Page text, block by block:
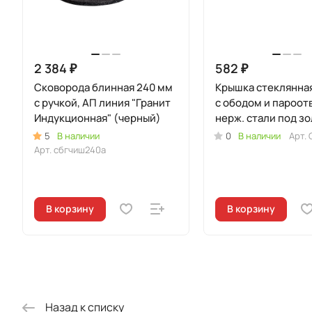
2 384 ₽
Сковорода блинная 240 мм
с ручкой, АП линия "Гранит
Индукционная" (черный)
5
В наличии
Арт. сбгчиш240а
В корзину
582 ₽
Крышка
с ободом и
нерж. стали под
ручкой-кнопкой
0 В наличии Арт.
В корзину
Назад к списку